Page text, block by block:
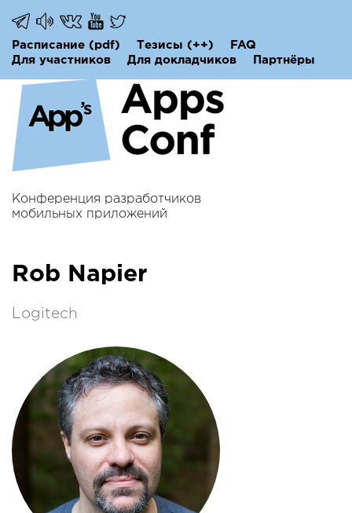
Расписание (pdf) Тезисы (++)
FAQ
Для участников
Для докладчиков Партнёры
Конференция разработчиков
мобильных приложений
Rob Napier
Logitech